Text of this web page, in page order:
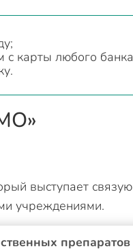
с карты любого
выступает
учреждениями.